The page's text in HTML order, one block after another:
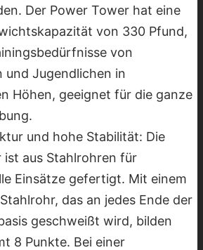
Der Power Tower hat eine
von 330 Pfund,
von
und Jugendlichen in
Höhen, geeignet für die ganze
und hohe Stabilität: Die
ist aus Stahlrohren für
Einsätze gefertigt. Mit einem
das an jedes Ende der
geschweißt wird, bilden
8 Punkte. Bei einer